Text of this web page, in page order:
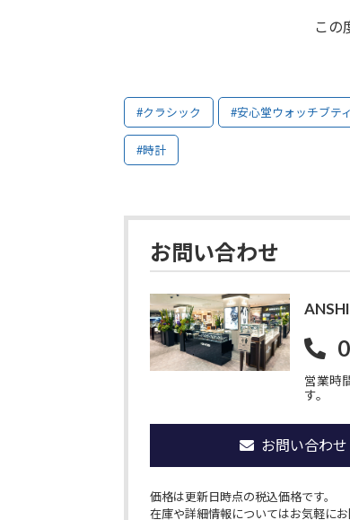
この
#クラシック #安心堂ウォッチブテ
#時計
お問い合わせ
営業時
す。
お問い合わせ
価格は更新日時点の税込価格です。
在庫や詳細情報についてはお気軽にお